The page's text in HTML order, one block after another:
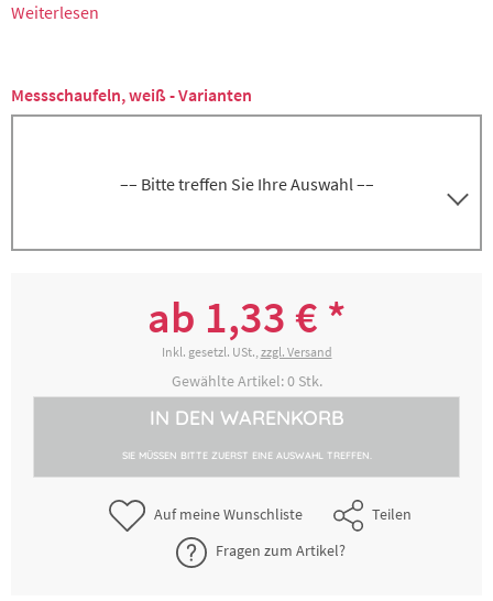
Weiterlesen
Messschaufeln, weiß - Varianten
–– Bitte treffen Sie Ihre Auswahl ––
5000248062 Messschaufel, Inhalt 50 ml, Länge 16 cm
5000248072 Messschaufel, Inhalt 250 ml, Länge 26 cm
ab 1,33 € *
Inkl. gesetzl. USt., zzgl. Versand
Gewählte Artikel:0Stk.
IN DEN WARENKORB
SIE MÜSSEN BITTE ZUERST EINE AUSWAHL TREFFEN.
Auf meine Wunschliste
Teilen
Fragen zum Artikel?